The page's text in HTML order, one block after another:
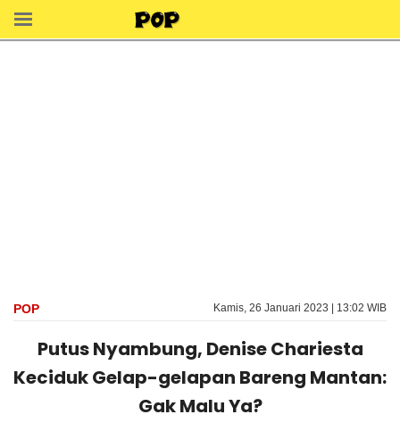
POP Kamis, 26 Januari 2023 | 13:02 WIB
Putus Nyambung, Denise Chariesta
Keciduk Gelap-gelapan Bareng Mantan:
Gak Malu Ya?